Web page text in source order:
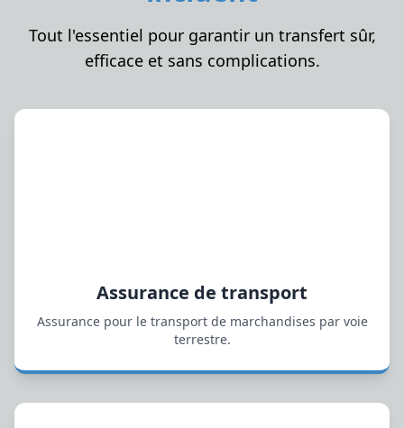
Tout l'essentiel pour garantir un transfert sûr,
efficace et sans complications.
Assurance de transport
Assurance pour le transport de marchandises par voie
terrestre.